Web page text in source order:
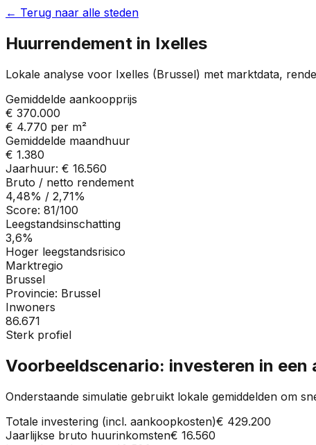
← Terug naar alle steden
Huurrendement in Ixelles
Lokale analyse voor Ixelles (Brussel) met marktdata,
Gemiddelde aankoopprijs
€ 370.000
€ 4.770 per m²
Gemiddelde maandhuur
€ 1.380
Jaarhuur: € 16.560
Bruto / netto rendement
4,48% / 2,71%
Score: 81/100
Leegstandsinschatting
3,6%
Hoger leegstandsrisico
Marktregio
Brussel
Provincie: Brussel
Inwoners
86.671
Sterk profiel
Voorbeeldscenario: investeren in een
Onderstaande simulatie gebruikt lokale gemiddelden om
Totale investering (incl. aankoopkosten)€ 429.200
Jaarlijkse bruto huurinkomsten€ 16.560